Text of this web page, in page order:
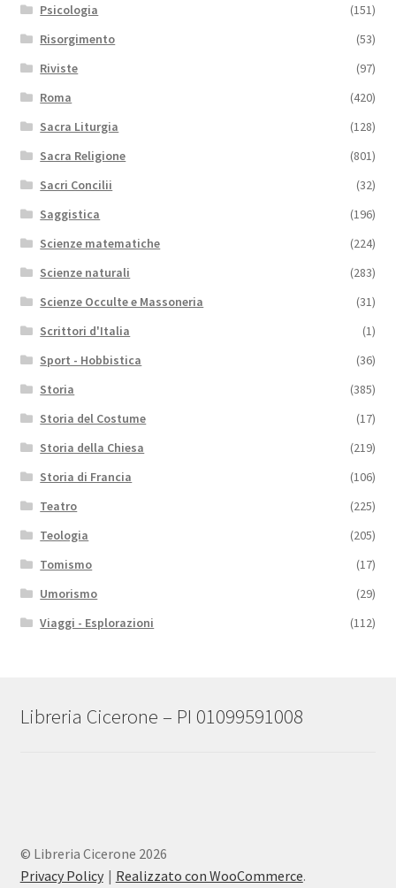
Psicologia
(151)
Risorgimento
(53)
Riviste
(97)
Roma
(420)
Sacra Liturgia
(128)
Sacra Religione
(801)
Sacri Concilii
(32)
Saggistica
(196)
Scienze matematiche
(224)
Scienze naturali
(283)
Scienze Occulte e Massoneria
(31)
Scrittori d'Italia
(1)
Sport - Hobbistica
(36)
Storia
(385)
Storia del Costume
(17)
Storia della Chiesa
(219)
Storia di Francia
(106)
Teatro
(225)
Teologia
(205)
Tomismo
(17)
Umorismo
(29)
Viaggi - Esplorazioni
(112)
Libreria Cicerone – PI 01099591008
© Libreria Cicerone 2026
Privacy Policy
Realizzato con WooCommerce.